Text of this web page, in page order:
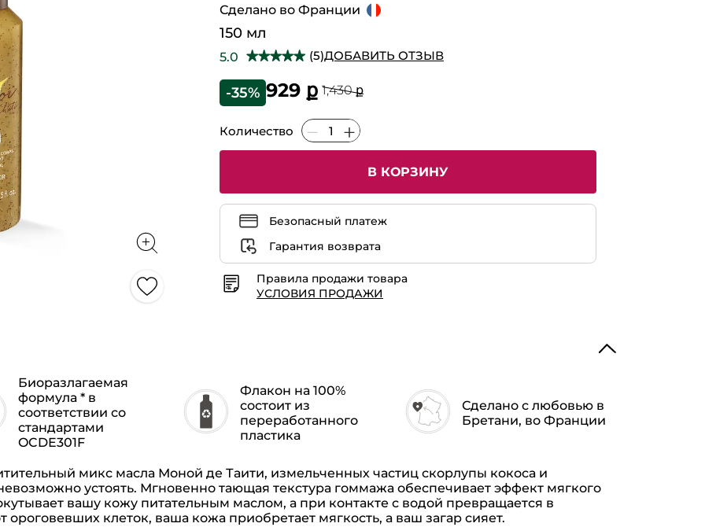
Сделано во Франции
150 мл
5.0 ★★★★★
★★★★★
из
5
Масляный
для
Загара
МОНОЙ
Де
Таити
(5)ДОБАВИТЬ ОТЗЫВ
-35% 929 ք 1,430 ք
Количество
В КОРЗИНУ
Безопасный платеж
Гарантия возврата
Правила продажи товара
УСЛОВИЯ ПРОДАЖИ
Биоразлагаемая
формула * в
соответствии со
стандартами
OCDE301F
Флакон на 100%
состоит из
переработанного
пластика
Сделано с любовью в
Бретани, во Франции
микс масла Моной де Таити, измельченных частиц скорлупы кокоса и
устоять. Мгновенно тающая текстура гоммажа обеспечивает эффект мягкого
вашу кожу питательным маслом, а при контакте с водой превращается в
клеток, ваша кожа приобретает мягкость, а ваш загар сияет.